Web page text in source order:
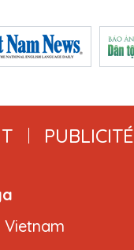
PUBLICITÉ
Vietnam